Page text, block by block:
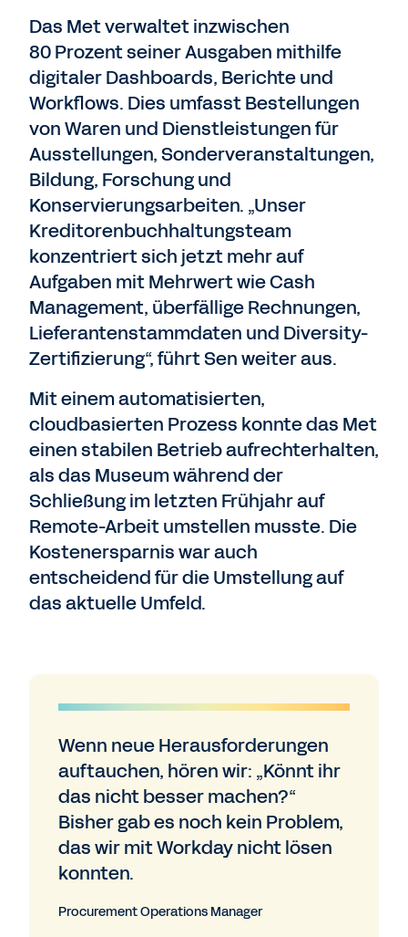
Das Met verwaltet inzwischen
80 Prozent seiner Ausgaben mithilfe
digitaler Dashboards, Berichte und
Workflows. Dies umfasst Bestellungen
von Waren und Dienstleistungen für
Ausstellungen, Sonderveranstaltungen,
Bildung, Forschung und
Konservierungsarbeiten. „Unser
Kreditorenbuchhaltungsteam
konzentriert sich jetzt mehr auf
Aufgaben mit Mehrwert wie Cash
Management, überfällige Rechnungen,
Lieferantenstammdaten und Diversity-
Zertifizierung“, führt Sen weiter aus.
Mit einem automatisierten,
cloudbasierten Prozess konnte das Met
einen stabilen Betrieb aufrechterhalten,
als das Museum während der
Schließung im letzten Frühjahr auf
Remote-Arbeit umstellen musste. Die
Kostenersparnis war auch
entscheidend für die Umstellung auf
das aktuelle Umfeld.
Wenn neue Herausforderungen
auftauchen, hören wir: „Könnt ihr
das nicht besser machen?“
Bisher gab es noch kein Problem,
das wir mit Workday nicht lösen
konnten.
Procurement Operations Manager